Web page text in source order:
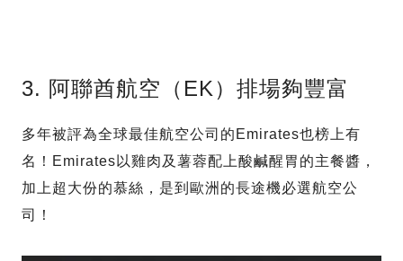
3. 阿聯酋航空（EK）排場夠豐富
多年被評為全球最佳航空公司的Emirates也榜上有
名！Emirates以雞肉及薯蓉配上酸鹹醒胃的主餐醬，
加上超大份的慕絲，是到歐洲的長途機必選航空公
司！